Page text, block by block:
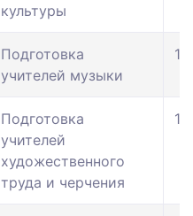
культуры
Подготовка
учителей музыки
Подготовка
учителей
художественного
труда и черчения